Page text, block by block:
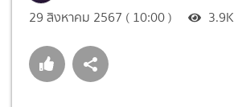
29 สิงหาคม 2567 ( 10:00 ) 3.9K